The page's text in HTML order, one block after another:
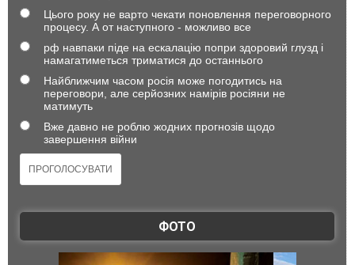
Цього року не варто чекати поновлення переговорного
процесу. А от наступного - можливо все
рф навпаки піде на ескалацію попри здоровий глузд і
намагатиметься триматися до останнього
Найближчим часом росія може погодитись на
переговори, але серйозних намірів росіяни не
матимуть
Вже давно не роблю жодних прогнозів щодо
завершення війни
ФОТО